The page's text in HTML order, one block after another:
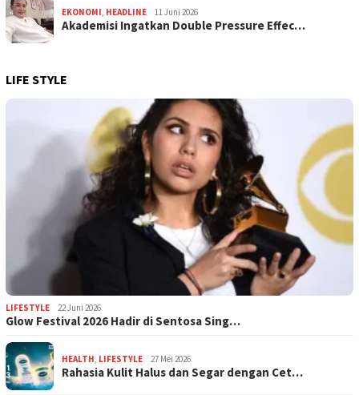
EKONOMI, HEADLINE 11 Juni 2026
Akademisi Ingatkan Double Pressure Effec…
LIFE STYLE
LIFESTYLE 22 Juni 2026
Glow Festival 2026 Hadir di Sentosa Sing…
HEALTH, LIFESTYLE 27 Mei 2026
Rahasia Kulit Halus dan Segar dengan Cet…